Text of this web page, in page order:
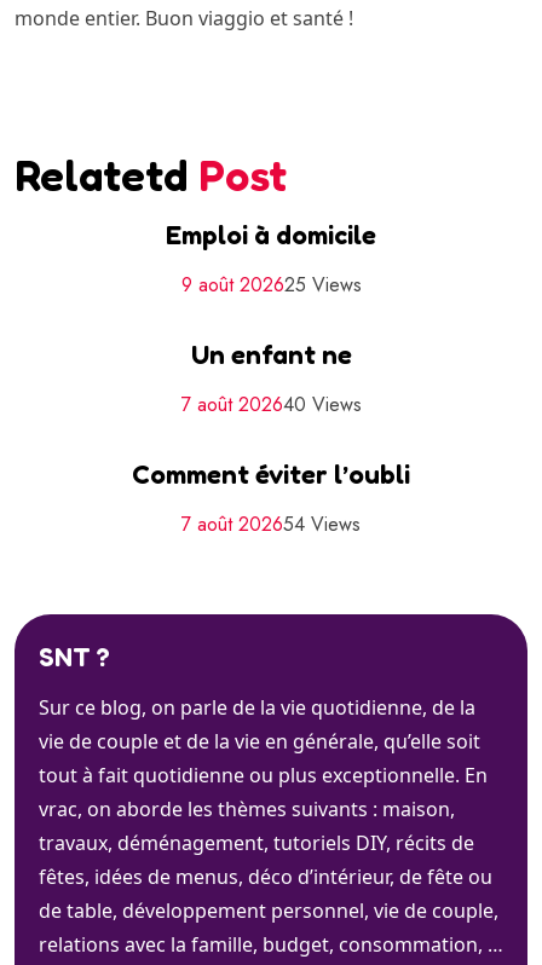
monde entier. Buon viaggio et santé !
Relatetd Post
Emploi à domicile
9 août 202625 Views
Un enfant ne
7 août 202640 Views
Comment éviter l’oubli
7 août 202654 Views
SNT ?
Sur ce blog, on parle de la vie quotidienne, de la
vie de couple et de la vie en générale, qu’elle soit
tout à fait quotidienne ou plus exceptionnelle. En
vrac, on aborde les thèmes suivants : maison,
travaux, déménagement, tutoriels DIY, récits de
fêtes, idées de menus, déco d’intérieur, de fête ou
de table, développement personnel, vie de couple,
relations avec la famille, budget, consommation, …